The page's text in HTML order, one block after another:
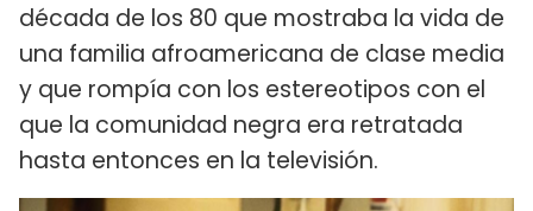
década de los 80 que mostraba la vida de
una familia afroamericana de clase media
y que rompía con los estereotipos con el
que la comunidad negra era retratada
hasta entonces en la televisión.